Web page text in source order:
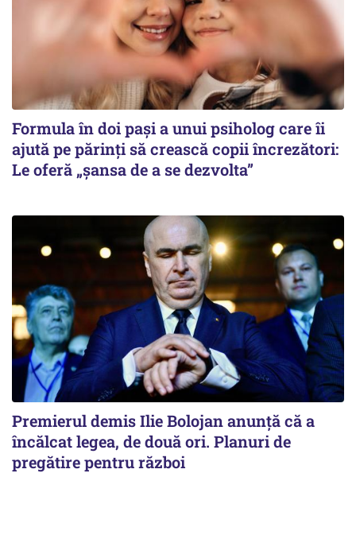
Formula în doi pași a unui psiholog care îi
ajută pe părinți să crească copii încrezători:
Le oferă „șansa de a se dezvolta”
Premierul demis Ilie Bolojan anunță că a
încălcat legea, de două ori. Planuri de
pregătire pentru război